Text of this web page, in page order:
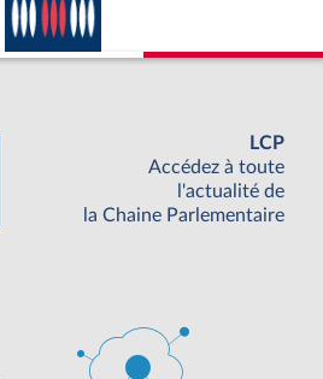
LCP
Accédez à toute
l'actualité de
la Chaine Parlementaire